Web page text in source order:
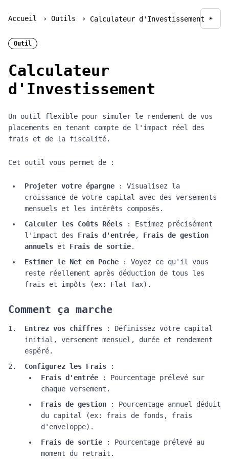
Accueil › Outils › Calculateur d'Investissement ☀
Outil
Calculateur
d'Investissement
Un outil flexible pour simuler le rendement de vos
placements en tenant compte de l'impact réel des
frais et de la fiscalité.
Cet outil vous permet de :
Projeter votre épargne : Visualisez la
croissance de votre capital avec des versements
mensuels et les intérêts composés.
Calculer les Coûts Réels : Estimez précisément
l'impact des Frais d'entrée, Frais de gestion
annuels et Frais de sortie.
Estimer le Net en Poche : Voyez ce qu'il vous
reste réellement après déduction de tous les
frais et impôts (ex: Flat Tax).
Comment ça marche
Entrez vos chiffres : Définissez votre capital
initial, versement mensuel, durée et rendement
espéré.
Configurez les Frais :
Frais d'entrée : Pourcentage prélevé sur
chaque versement.
Frais de gestion : Pourcentage annuel déduit
du capital (ex: frais de fonds, frais
d'enveloppe).
Frais de sortie : Pourcentage prélevé au
moment du retrait.